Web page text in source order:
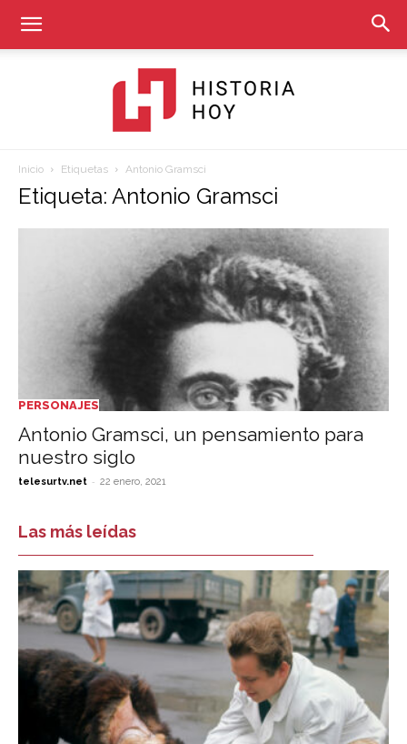
Historia
Hoy
Inicio Etiquetas Antonio Gramsci
Etiqueta: Antonio Gramsci
PERSONAJES
Antonio Gramsci, un pensamiento para
nuestro siglo
telesurtv.net - 22 enero, 2021
Las más leídas